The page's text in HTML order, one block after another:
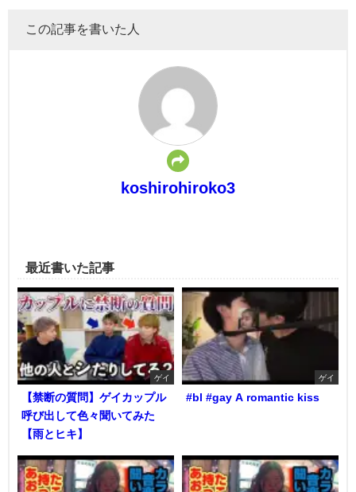
この記事を書いた人
koshirohiroko3
最近書いた記事
ゲイ
【禁断の質問】ゲイカップル
呼び出して色々聞いてみた
【雨とヒキ】
ゲイ
#bl #gay A romantic kiss